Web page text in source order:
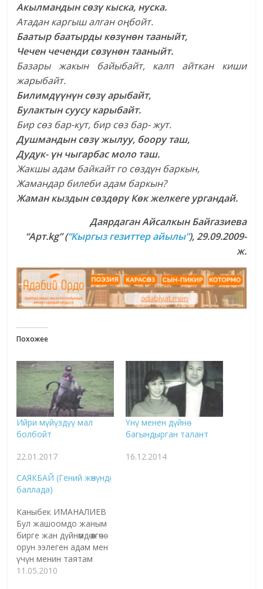
Акылмандын сөзү кыска, нуска.
Атадан каргыш алган оңбойт.
Баатыр баатырды көзүнөн тааныйт,
Чечен чеченди сөзүнөн тааныйт.
Базары жакын байыбайт, калп айткан киши
жарыбайт.
Билимдүүнүн сөзү арыбайт,
Булактын суусу карыбайт.
Бир сөз бар-кут, бир сөз бар- жут.
Душмандын сөзү жылуу, боору таш,
Дудук- үн чыгарбас моло таш.
Жакшы адам байкайт го сөздүн баркын,
Жамандар билеби адам баркын?
Жаман кыздын сөздөрү Көк желкеге ургандай.
ДаярдаганАйсалкын Байгазиева
“Арт.kg” (“Кыргыз гезиттер айылы”), 29.09.2009-
ж.
Похожее
Ийри мүйүздүү мал
болбойт
22.01.2017
Үнү менен дүйнө
багындырган талант
16.12.2014
САЯКБАЙ (Гений жөнүндө
баллада)
Каныбек ИМАНАЛИЕВ
Бул жашоомдо жаным
бирге жан дүйнөмдө өзгөчө
орун ээлеген адам мен
үчүн менин таятам
Карыбек болду. 20 жыл
11.05.2010